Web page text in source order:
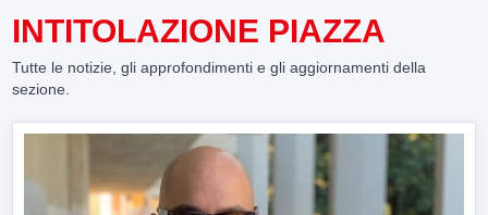
INTITOLAZIONE PIAZZA
Tutte le notizie, gli approfondimenti e gli aggiornamenti della
sezione.